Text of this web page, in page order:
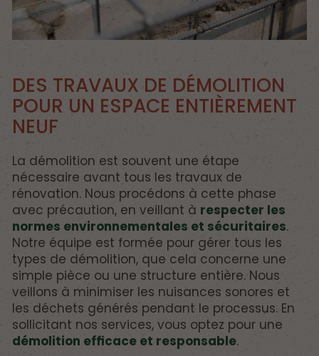
DES TRAVAUX DE DÉMOLITION
POUR UN ESPACE ENTIÈREMENT
NEUF
La démolition est souvent une étape
nécessaire avant tous les travaux de
rénovation. Nous procédons à cette phase
avec précaution, en veillant à respecter les
normes environnementales et sécuritaires.
Notre équipe est formée pour gérer tous les
types de démolition, que cela concerne une
simple pièce ou une structure entière. Nous
veillons à minimiser les nuisances sonores et
les déchets générés pendant le processus. En
sollicitant nos services, vous optez pour une
démolition efficace et responsable.